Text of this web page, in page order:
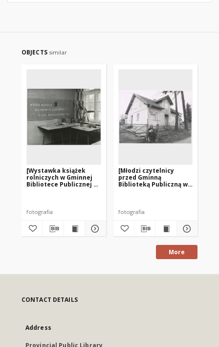
OBJECTS similar
[Wystawka książek
rolniczych w Gminnej
Bibliotece Publicznej w
fotografia
[Młodzi czytelnicy
przed Gminną
Biblioteką Publiczną w
fotografia
More
CONTACT DETAILS
Address
Provincial Public Library